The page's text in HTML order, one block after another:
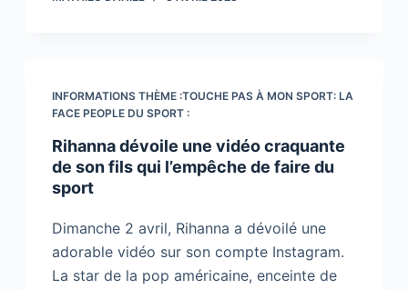
INFORMATIONS THÈME :TOUCHE PAS À MON SPORT: LA
FACE PEOPLE DU SPORT :
Rihanna dévoile une vidéo craquante
de son fils qui l’empêche de faire du
sport
Dimanche 2 avril, Rihanna a dévoilé une
adorable vidéo sur son compte Instagram.
La star de la pop américaine, enceinte de